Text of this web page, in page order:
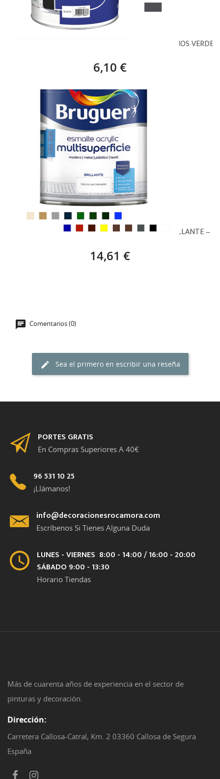
PYMA ESPROTEC CLASSIC SINTÉTICO BRILLO - TONOS VERDES
6,10 €
BRUGUER ESMALTE ACRÍLICO MULTISUPERFICIE BRILLANTE –
14,61 €
Comentarios (0)
Sea el primero en escribir una reseña
PORTES GRATIS
En Compras Superiores A 40€
96 531 10 25
¡Llámanos!
info@decoracionesrocamora.com
Escríbenos Si Tienes Alguna Duda
LUNES - VIERNES 8:00 - 14:00 / 16:00 - 20:00
SÁBADO 9:00 - 13:30
Horario Tiendas
Más de cuarenta años de experiencia en el sector de
pinturas y decoración.
Dirección:
Carretera Callosa-Catral, Km. 2 03360 Callosa de Segura
España